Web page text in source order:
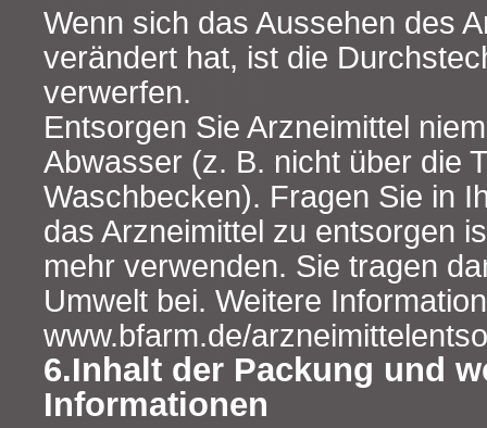
Wenn sich das Aussehen des
verändert hat, ist die
verwerfen.
Entsorgen Sie Arzneimittel
Abwasser (z. B. nicht über die
Waschbecken). Fragen Sie in
das Arzneimittel zu entsorgen
mehr verwenden. Sie tragen
Umwelt bei. Weitere
www.bfarm.de/
6.Inhalt der Packung und
Informationen